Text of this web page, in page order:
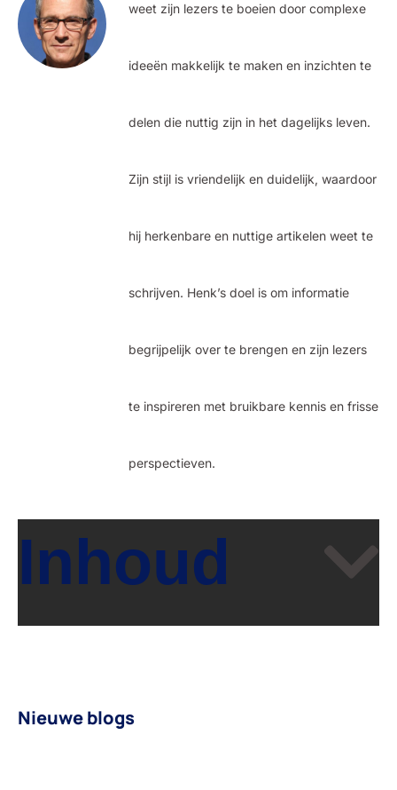
weet zijn lezers te boeien door complexe
ideeën makkelijk te maken en inzichten te
delen die nuttig zijn in het dagelijks leven.
Zijn stijl is vriendelijk en duidelijk, waardoor
hij herkenbare en nuttige artikelen weet te
schrijven. Henk’s doel is om informatie
begrijpelijk over te brengen en zijn lezers
te inspireren met bruikbare kennis en frisse
perspectieven.
Inhoud
Nieuwe blogs